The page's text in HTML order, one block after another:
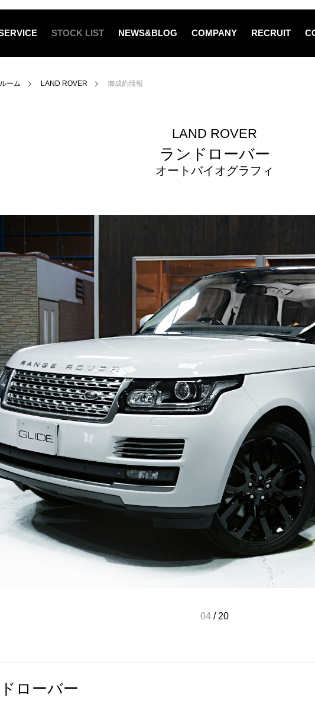
STOCK LIST NEWS&BLOG COMPANY RECRUIT
ーム LAND ROVER 御成約情報
LAND ROVER
ランドローバー
オートバイオグラフィ
05 / 20
ローバー